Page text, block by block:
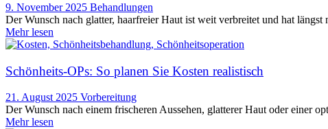
9. November 2025 Behandlungen
Der Wunsch nach glatter, haarfreier Haut ist weit verbreitet und hat
Mehr lesen
Schönheits-OPs: So planen Sie Kosten realistisch
21. August 2025 Vorbereitung
Der Wunsch nach einem frischeren Aussehen, glatterer Haut oder einer
Mehr lesen